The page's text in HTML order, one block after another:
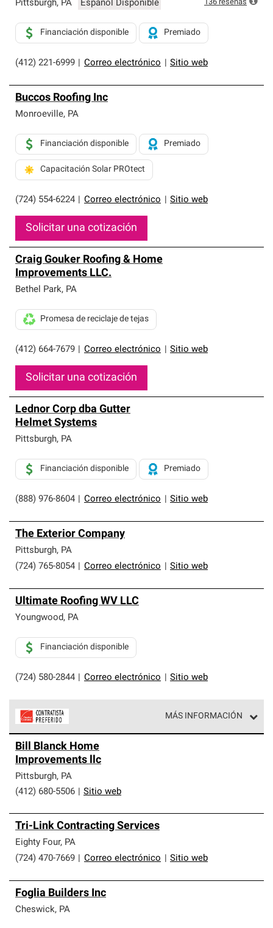
Pittsburgh, PA Español Disponible
(412) 221-6999 Correo electrónico Sitio web
Financiación disponible Premiado
136 reseñas
Buccos Roofing Inc
Monroeville, PA
(724) 554-6224 Correo electrónico Sitio web
Financiación disponible Premiado
Capacitación Solar PROtect
Solicitar una cotización
Craig Gouker Roofing & Home
Improvements LLC.
Bethel Park, PA
(412) 664-7679 Correo electrónico Sitio web
Promesa de reciclaje de tejas
Solicitar una cotización
Lednor Corp dba Gutter
Helmet Systems
Pittsburgh, PA
(888) 976-8604 Correo electrónico Sitio web
Financiación disponible Premiado
The Exterior Company
Pittsburgh, PA
(724) 765-8054
Correo electrónico Sitio web
Ultimate Roofing WV LLC
Youngwood, PA
(724) 580-2844 Correo electrónico Sitio web
Financiación disponible
MÁS INFORMACIÓN
parte de una red exclusiva de profesionales de techos
que cumplen con altos estándares y requisitos estrictos
de profesionalismo y confiabilidad.
Bill Blanck Home
Improvements llc
Pittsburgh, PA
(412) 680-5506
Sitio web
Tri-Link Contracting Services
Eighty Four, PA
(724) 470-7669
Correo electrónico Sitio web
Foglia Builders Inc
Cheswick, PA